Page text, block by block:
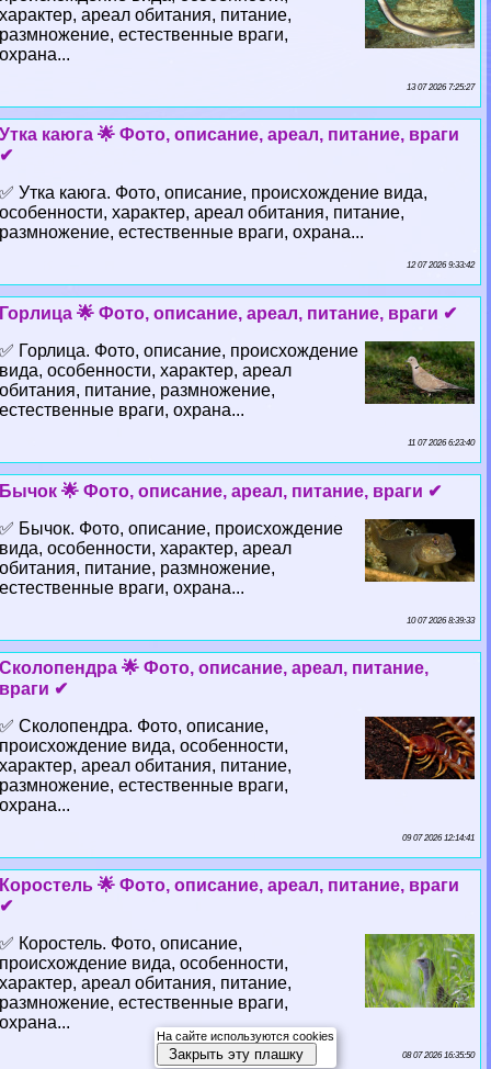
хаpaктер, ареал обитания, питание,
размножение, естественные враги,
охрана...
13 07 2026 7:25:27
Утка каюга 🌟 Фото, описание, ареал, питание, враги
✔
✅ Утка каюга. Фото, описание, происхождение вида,
особенности, хаpaктер, ареал обитания, питание,
размножение, естественные враги, охрана...
12 07 2026 9:33:42
Горлица 🌟 Фото, описание, ареал, питание, враги ✔
✅ Горлица. Фото, описание, происхождение
вида, особенности, хаpaктер, ареал
обитания, питание, размножение,
естественные враги, охрана...
11 07 2026 6:23:40
Бычок 🌟 Фото, описание, ареал, питание, враги ✔
✅ Бычок. Фото, описание, происхождение
вида, особенности, хаpaктер, ареал
обитания, питание, размножение,
естественные враги, охрана...
10 07 2026 8:39:33
Сколопендра 🌟 Фото, описание, ареал, питание,
враги ✔
✅ Сколопендра. Фото, описание,
происхождение вида, особенности,
хаpaктер, ареал обитания, питание,
размножение, естественные враги,
охрана...
09 07 2026 12:14:41
Коростель 🌟 Фото, описание, ареал, питание, враги
✔
✅ Коростель. Фото, описание,
происхождение вида, особенности,
хаpaктер, ареал обитания, питание,
размножение, естественные враги,
охрана...
08 07 2026 16:35:50
На сайте используются cookies
Закрыть эту плашку